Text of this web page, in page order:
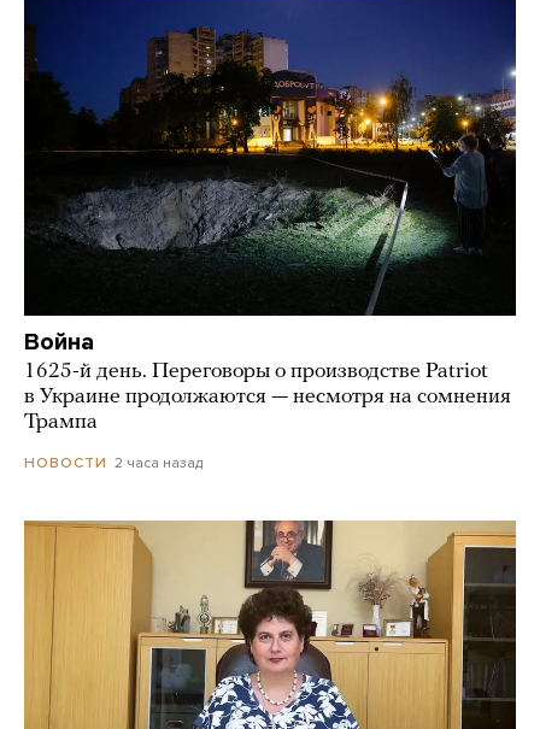
Война
1625-й день. Переговоры о производстве Patriot
в Украине продолжаются — несмотря на сомнения
Трампа
НОВОСТИ 2 часа назад